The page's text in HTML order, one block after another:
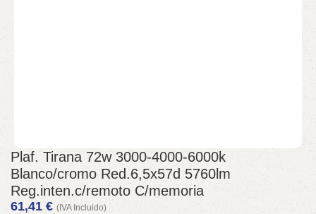
Plaf. Tirana 72w 3000-4000-6000k
Blanco/cromo Red.6,5x57d 5760lm
Reg.inten.c/remoto C/memoria
61,41 € (IVA Incluido)